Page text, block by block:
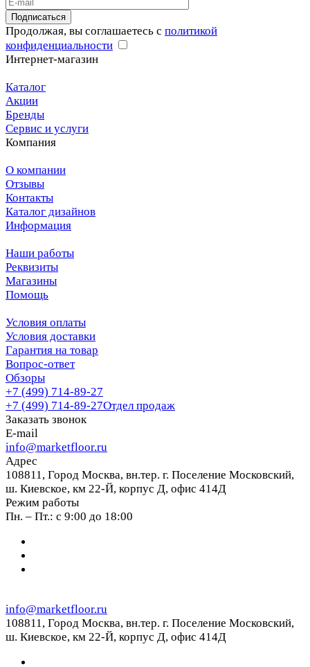
Подписаться
Продолжая, вы соглашаетесь с политикой
конфиденциальности
Интернет-магазин
Каталог
Акции
Бренды
Сервис и услуги
Компания
О компании
Отзывы
Контакты
Каталог дизайнов
Информация
Наши работы
Реквизиты
Магазины
Помощь
Условия оплаты
Условия доставки
Гарантия на товар
Вопрос-ответ
Обзоры
+7 (499) 714-89-27
+7 (499) 714-89-27Отдел продаж
Заказать звонок
E-mail
info@marketfloor.ru
Адрес
108811, Город Москва, вн.тер. г. Поселение Московский,
ш. Киевское, км 22-Й, корпус Д, офис 414Д
Режим работы
Пн. – Пт.: с 9:00 до 18:00
info@marketfloor.ru
108811, Город Москва, вн.тер. г. Поселение Московский,
ш. Киевское, км 22-Й, корпус Д, офис 414Д